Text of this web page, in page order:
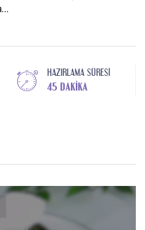
HAZIRLAMA SÜRESI
45 DAKIKA